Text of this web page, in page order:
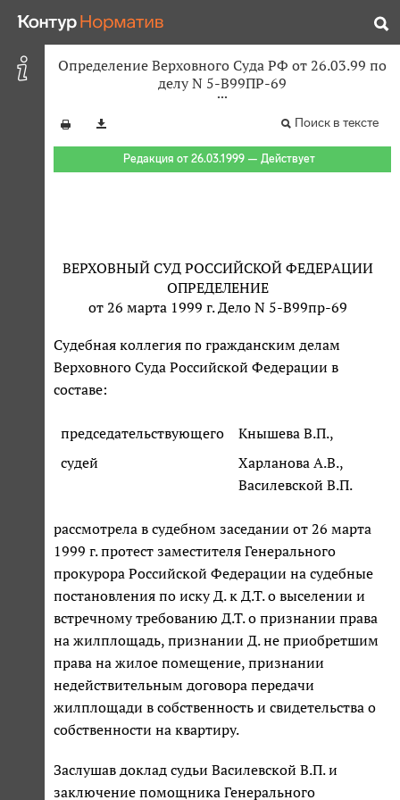
Определение Верховного Суда РФ от 26.03.99 по
делу N 5-В99ПР-69
Поиск в тексте
Редакция от 26.03.1999 — Действует
ВЕРХОВНЫЙ СУД РОССИЙСКОЙ ФЕДЕРАЦИИ
ОПРЕДЕЛЕНИЕ
от 26 марта 1999 г. Дело N 5-В99пр-69
Судебная коллегия по гражданским делам
Верховного Суда Российской Федерации в
составе:
председательствующего
Кнышева В.П.,
судей
Харланова А.В.,
Василевской В.П.
рассмотрела в судебном заседании от 26 марта
1999 г. протест заместителя Генерального
прокурора Российской Федерации на судебные
постановления по иску Д. к Д.Т. о выселении и
встречному требованию Д.Т. о признании права
на жилплощадь, признании Д. не приобретшим
права на жилое помещение, признании
недействительным договора передачи
жилплощади в собственность и свидетельства о
собственности на квартиру.
Заслушав доклад судьи Василевской В.П. и
заключение помощника Генерального